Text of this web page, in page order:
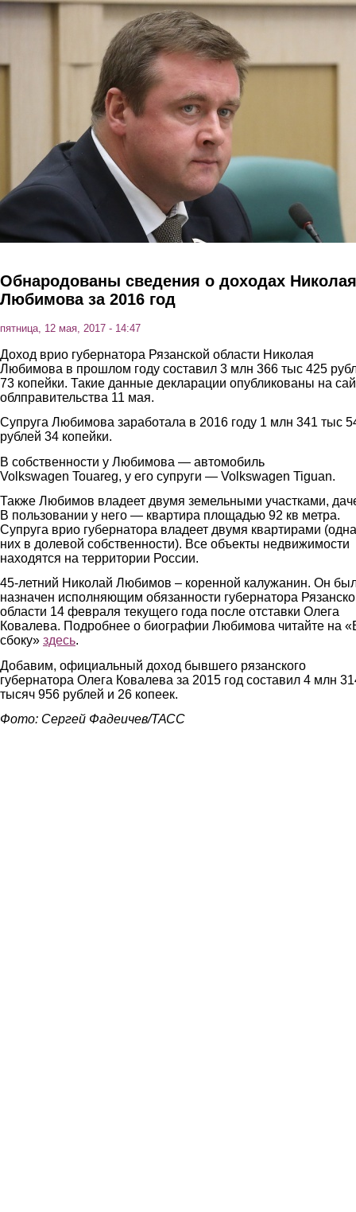
Перейти к основному содержанию
Обнародованы сведения о доходах Николая
Любимова за 2016 год
пятница, 12 мая, 2017 - 14:47
Доход врио губернатора Рязанской области Николая
Любимова в прошлом году составил 3 млн 366 тыс 425
73 копейки. Такие данные декларации опубликованы на
облправительства 11 мая.
Супруга Любимова заработала в 2016 году 1 млн 341 тыс
рублей 34 копейки.
В собственности у Любимова — автомобиль
Volkswagen Touareg, у его супруги — Volkswagen Tiguan.
Также Любимов владеет двумя земельными участками,
В пользовании у него — квартира площадью 92 кв метра.
Супруга врио губернатора владеет двумя квартирами
них в долевой собственности). Все объекты недвижимости
находятся на территории России.
45-летний Николай Любимов – коренной калужанин. Он
назначен исполняющим обязанности губернатора
области 14 февраля текущего года после отставки Олега
Ковалева. Подробнее о биографии Любимова читайте на
сбоку» здесь.
Добавим, официальный доход бывшего рязанского
губернатора Олега Ковалева за 2015 год составил 4 млн
тысяч 956 рублей и 26 копеек.
Фото: Сергей Фадеичев/ТАСС